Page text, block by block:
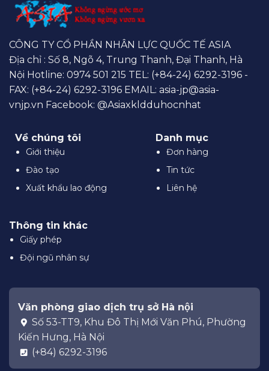
CÔNG TY CỔ PHẦN NHÂN LỰC QUỐC TẾ ASIA
Địa chỉ : Số 8, Ngõ 4, Trung Thanh, Đại Thanh, Hà
Nội Hotline: 0974 501 215 TEL: (+84-24) 6292-3196 -
FAX: (+84-24) 6292-3196 EMAIL: asia-jp@asia-
vnjp.vn Facebook: @Asiaxkldduhocnhat
Về chúng tôi
Giới thiệu
Đào tạo
Xuất khẩu lao động
Danh mục
Đơn hàng
Tin tức
Liên hệ
Thông tin khác
Giấy phép
Đội ngũ nhân sự
Văn phòng giao dịch trụ sở Hà nội
Số 53-TT9, Khu Đô Thị Mới Văn Phú, Phường
Kiến Hưng, Hà Nội
(+84) 6292-3196